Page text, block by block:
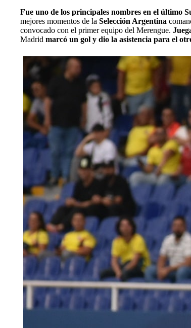
Fue uno de los principales nombres en el último
mejores momentos de la Selección Argentina
convocado con el primer equipo del Merengue.
Madrid marcó un gol y dio la asistencia para el